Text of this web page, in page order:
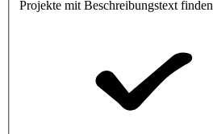
Projekte mit Beschreibungstext finden